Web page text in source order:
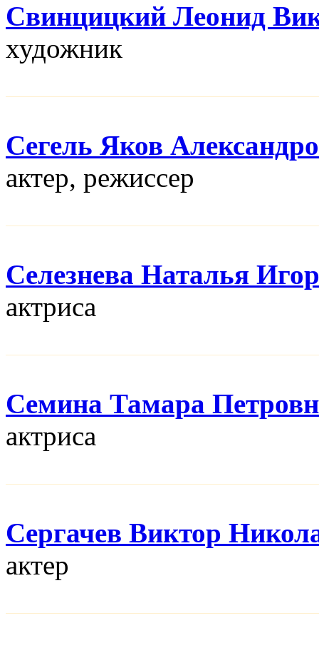
Свинцицкий Леонид
художник
Сегель Яков
актер, режисcер
Селезнева Наталья
актриса
Семина Тамара
актриса
Сергачев Виктор
актер